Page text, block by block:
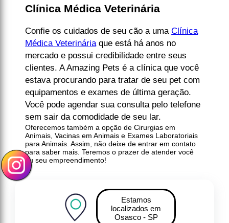
Clínica Médica Veterinária
Confie os cuidados de seu cão a umaClínica
Médica Veterináriaque está há anos no
mercado e possui credibilidade entre seus
clientes. A Amazing Pets é a clínica que você
estava procurando para tratar de seu pet com
equipamentos e exames de última geração.
Você pode agendar sua consulta pelo telefone
sem sair da comodidade de seu lar.
Oferecemos também a opção de Cirurgias em
Animais, Vacinas em Animais e Exames Laboratoriais
para Animais. Assim, não deixe de entrar em contato
para saber mais. Teremos o prazer de atender você
ou seu empreendimento!
Estamos
localizados em
Osasco - SP